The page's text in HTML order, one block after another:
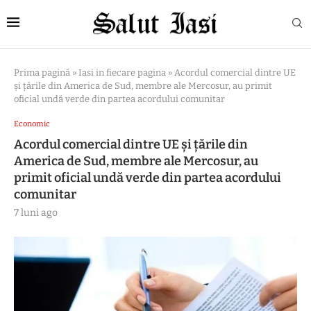
Prima pagină » Iasi in fiecare pagina » Acordul comercial dintre UE
și țările din America de Sud, membre ale Mercosur, au primit
oficial undă verde din partea acordului comunitar
Economic
Acordul comercial dintre UE și țările din
America de Sud, membre ale Mercosur, au
primit oficial undă verde din partea acordului
comunitar
7 luni ago